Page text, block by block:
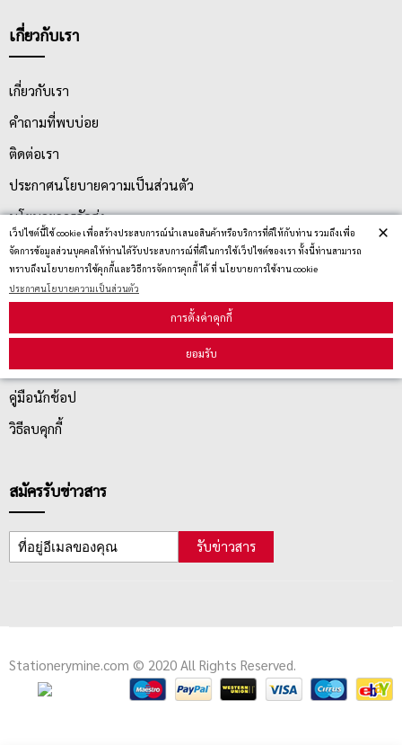
เว็ปไซต์นี้ใช้ cookie เพื่อสร้างประสบการณ์นำเสนอสินค้าหรือบริการที่ดีให้กับท่าน รวมถึงเพื่อ
จัดการข้อมูลส่วนบุคคลให้ท่านได้รับประสบการณ์ที่ดีในการใช้เว็ปไซต์ของเรา ทั้งนี้ท่านสามารถ
ทราบถึงนโยบายการใช้คุกกี้และวิธีการจัดการคุกกี้ ได้ ที่ นโยบายการใช้งาน cookie
ประกาศนโยบายความเป็นส่วนตัว
การตั้งค่าคุกกี้
ยอมรับ
×
เกี่ยวกับเรา
เกี่ยวกับเรา
คำถามที่พบบ่อย
ติดต่อเรา
ประกาศนโยบายความเป็นส่วนตัว
นโยบายการจัดส่ง
นโยบายการเปลี่ยน/คืน สินค้า
ตรวจสอบสถานะสินค้า
คู่มือนักช้อป
วิธีลบคุกกี้
สมัครรับข่าวสาร
รับข่าวสาร
Stationerymine.com © 2020 All Rights Reserved.